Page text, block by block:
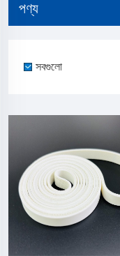
পণ্য
সবগুলো